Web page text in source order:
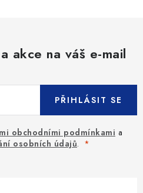
akce na váš e-mail
obchodními podmínkami a
osobních údajů.
PŘIHLÁSIT SE